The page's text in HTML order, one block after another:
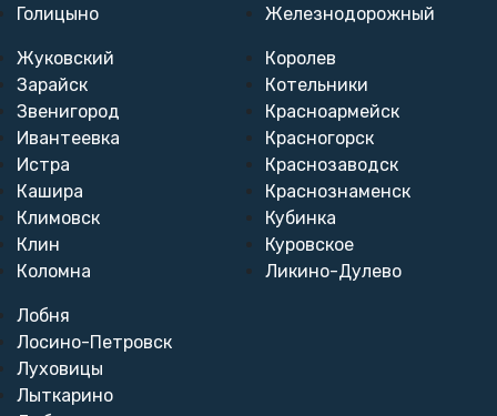
Голицыно
Железнодорожный
Жуковский
Зарайск
Звенигород
Ивантеевка
Истра
Кашира
Климовск
Клин
Коломна
Королев
Котельники
Красноармейск
Красногорск
Краснозаводск
Краснознаменск
Кубинка
Куровское
Ликино-Дулево
Лобня
Лосино-Петровск
Луховицы
Лыткарино